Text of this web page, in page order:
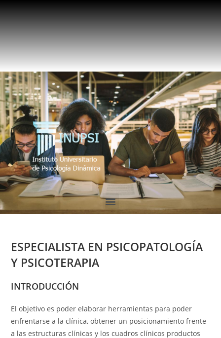
ESPECIALISTA EN PSICOPATOLOGÍA
Y PSICOTERAPIA
INTRODUCCIÓN
El objetivo es poder elaborar herramientas para poder
enfrentarse a la clínica, obtener un posicionamiento frente
a las estructuras clínicas y los cuadros clínicos productos